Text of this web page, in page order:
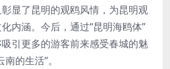
显了昆明的观鸥风情，为昆明观
内涵。今后，通过“昆明海鸥体”
引更多的游客前来感受春城的魅
的生活”。